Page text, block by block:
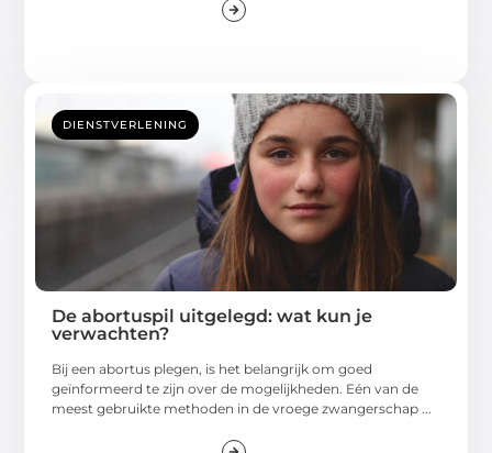
DIENSTVERLENING
De abortuspil uitgelegd: wat kun je
verwachten?
Bij een abortus plegen, is het belangrijk om goed
geïnformeerd te zijn over de mogelijkheden. Eén van de
meest gebruikte methoden in de vroege zwangerschap ...